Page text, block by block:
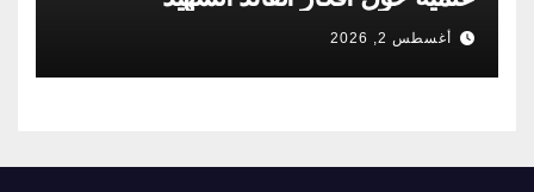
أغسطس 2, 2026